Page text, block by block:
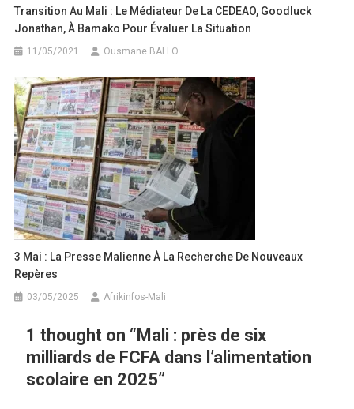
Transition Au Mali : Le Médiateur De La CEDEAO, Goodluck
Jonathan, À Bamako Pour Évaluer La Situation
11/05/2021 Ousmane BALLO
3 Mai : La Presse Malienne À La Recherche De Nouveaux
Repères
03/05/2025 Afrikinfos-Mali
1 thought on “Mali : près de six
milliards de FCFA dans l’alimentation
scolaire en 2025”